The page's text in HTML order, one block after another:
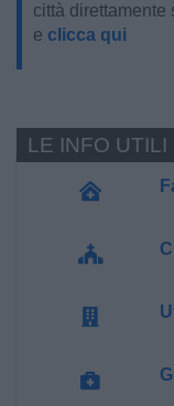
città direttamente
e clicca qui
LE INFO